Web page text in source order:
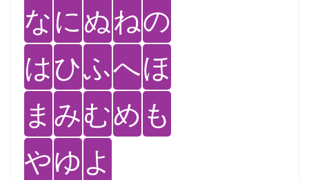
なにぬねの
はひふへほ
ま みむめ も
やゆ よ